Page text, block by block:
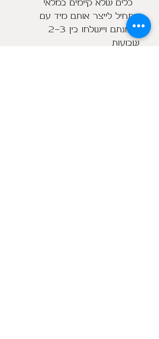
כלים שלא קיימים במלאי
אתחיל לייצר אותם מיד עם
הזמנתם ויישלחו בין 2-3
שבועות